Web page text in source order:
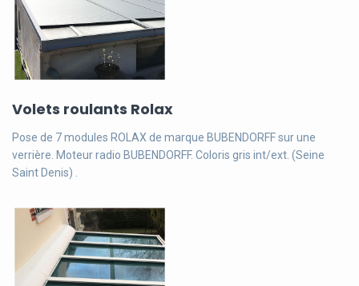
Volets roulants Rolax
Pose de 7 modules ROLAX de marque BUBENDORFF sur une
verrière. Moteur radio BUBENDORFF. Coloris gris int/ext. (Seine
Saint Denis) .